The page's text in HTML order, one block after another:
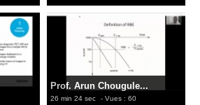
Prof. Arun Chougule...
26 min 24 sec - Vues : 60